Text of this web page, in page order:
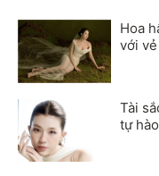
Hoa
với
Tài
tự hào